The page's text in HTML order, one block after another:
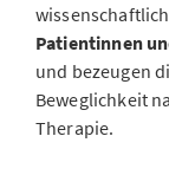
Patientinnen
und bezeugen
Beweglichkeit
Therapie.